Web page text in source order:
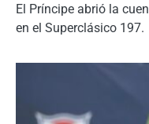
El Príncipe abrió la
en el Superclásico 197.